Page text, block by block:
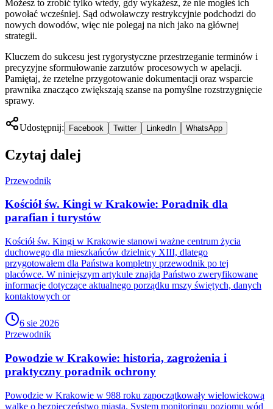
Możesz to zrobić tylko wtedy, gdy wykażesz, że nie mogłeś ich
powołać wcześniej. Sąd odwoławczy restrykcyjnie podchodzi do
nowych dowodów, więc nie polegaj na nich jako na głównej
strategii.
Kluczem do sukcesu jest rygorystyczne przestrzeganie terminów i
precyzyjne sformułowanie zarzutów procesowych w apelacji.
Pamiętaj, że rzetelne przygotowanie dokumentacji oraz wsparcie
prawnika znacząco zwiększają szanse na pomyślne rozstrzygnięcie
sprawy.
Udostępnij: Facebook Twitter LinkedIn WhatsApp
Czytaj dalej
Przewodnik
Kościół św. Kingi w Krakowie: Poradnik dla
parafian i turystów
Kościół św. Kingi w Krakowie stanowi ważne centrum życia
duchowego dla mieszkańców dzielnicy XIII, dlatego
przygotowałem dla Państwa kompletny przewodnik po tej
placówce. W niniejszym artykule znajdą Państwo zweryfikowane
informacje dotyczące aktualnego porządku mszy świętych, danych
kontaktowych or
6 sie 2026
Przewodnik
Powodzie w Krakowie: historia, zagrożenia i
praktyczny poradnik ochrony
Powodzie w Krakowie w 988 roku zapoczątkowały wielowiekową
walkę o bezpieczeństwo miasta. System monitoringu poziomu wód